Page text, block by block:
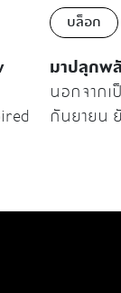
บล็อก
มาปลุกพ
นอกจาก
กันยายน
ก็เพราะว่